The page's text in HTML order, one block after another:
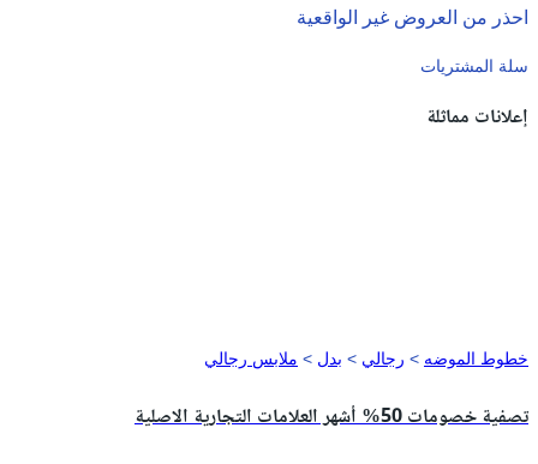
احذر من العروض غير الواقعية
سلة المشتريات
إعلانات مماثلة
خطوط الموضه > رجالي > بدل > ملابس رجالي
تصفية خصومات 50% أشهر العلامات التجارية الاصلية